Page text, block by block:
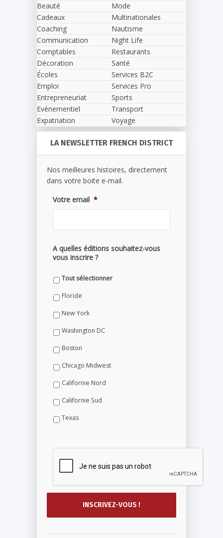
Beauté
Cadeaux
Coaching
Communication
Comptables
Décoration
Écoles
Emploi
Entrepreneuriat
Evènementiel
Expatriation
Mode
Multinationales
Nautisme
Night Life
Restaurants
Santé
Services B2C
Services Pro
Sports
Transport
Voyage
LA NEWSLETTER FRENCH DISTRICT
Nos meilleures histoires, directement
dans votre boite e-mail.
Votre email *
A quelles éditions souhaitez-vous
vous inscrire ?
Tout sélectionner
Floride
New York
Washington DC
Boston
Chicago Midwest
Californie Nord
Californie Sud
Texas